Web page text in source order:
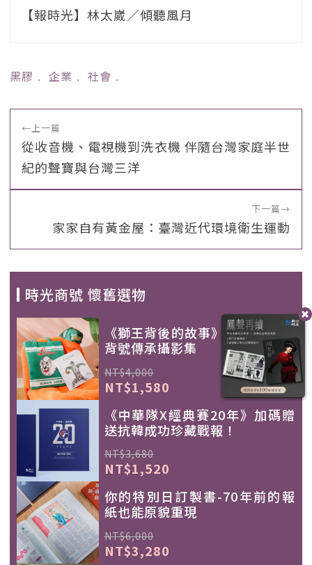
【報時光】林太崴／傾聽風月
黑膠 ﹒ 企業 ﹒ 社會 ﹒
←上一篇
從收音機、電視機到洗衣機 伴隨台灣家庭半世
紀的聲寶與台灣三洋
下一篇→
家家自有黃金屋：臺灣近代環境衛生運動
時光商號 懷舊選物
《獅王背後的故事》 統一獅首本
背號傳承攝影集
NT$4,000
NT$1,580
《中華隊X經典賽20年》加碼贈
送抗韓成功珍藏戰報！
NT$3,680
NT$1,520
你的特別日訂製書-70年前的報
紙也能原貌重現
NT$6,000
NT$3,280